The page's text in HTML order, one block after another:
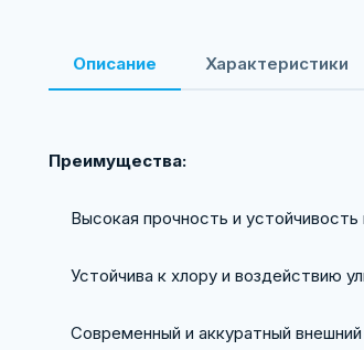
Описание Характеристики
Преимущества:
Высокая прочность и устойчивость
Устойчива к хлору и воздействию
Современный и аккуратный